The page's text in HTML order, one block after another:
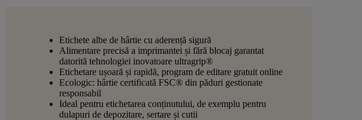
Etichete albe de hârtie cu aderență sigură
Alimentare precisă a imprimantei și fără blocaj garantat
datorită tehnologiei inovatoare ultragrip®
Etichetare ușoară și rapidă, program de editare gratuit online
Ecologic: hârtie certificată FSC® din păduri gestionate
responsabil
Ideal pentru etichetarea conținutului, de exemplu pentru
dulapuri de depozitare, sertare și cutii